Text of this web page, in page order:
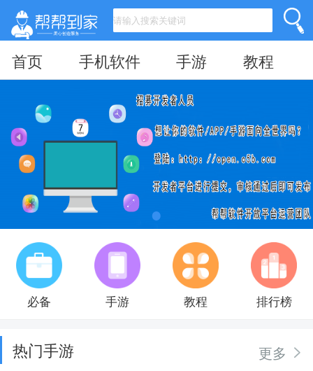
首页 手机软件 手游 教程
必备 手游 教程 排行榜
热门手游 更多